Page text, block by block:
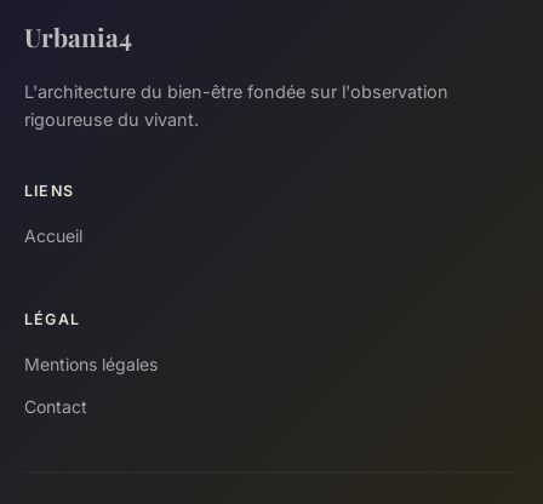
Urbania4
L'architecture du bien-être fondée sur l'observation
rigoureuse du vivant.
LIENS
Accueil
LÉGAL
Mentions légales
Contact